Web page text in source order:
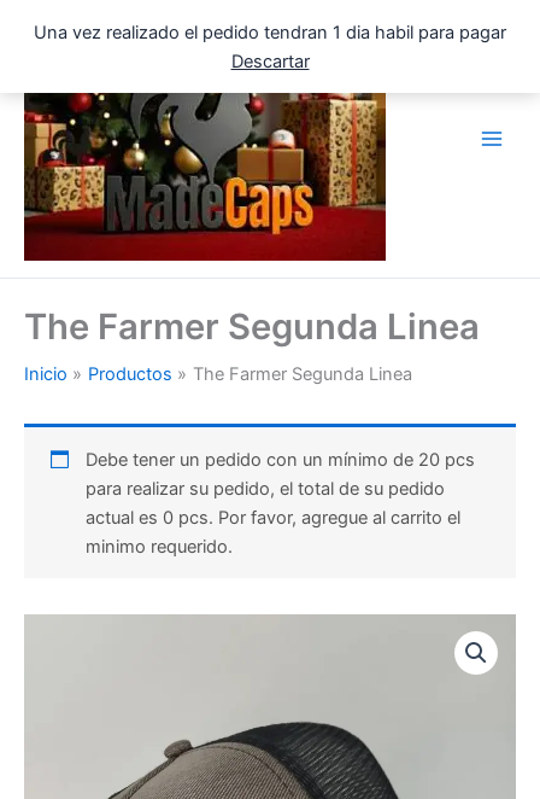
Una vez realizado el pedido tendran 1 dia habil para pagar
Descartar
The Farmer Segunda Linea
Inicio Productos The Farmer Segunda Linea
Debe tener un pedido con un mínimo de 20 pcs
para realizar su pedido, el total de su pedido
actual es 0 pcs. Por favor, agregue al carrito el
minimo requerido.